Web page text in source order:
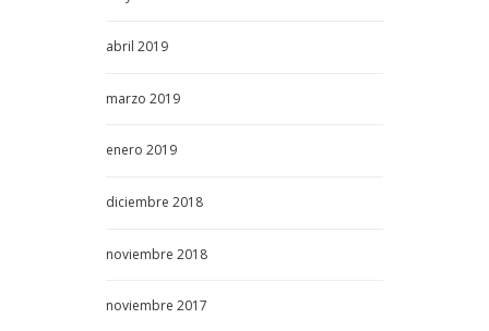
abril 2019
marzo 2019
enero 2019
diciembre 2018
noviembre 2018
noviembre 2017